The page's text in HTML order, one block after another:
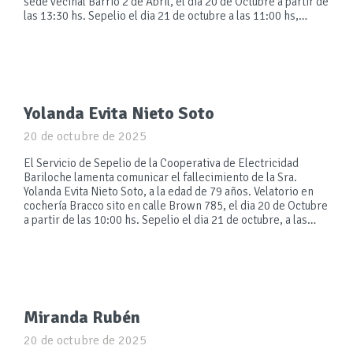
las 13:30 hs. Sepelio el dia 21 de octubre a las 11:00 hs,…
Yolanda Evita Nieto Soto
20 de octubre de 2025
El Servicio de Sepelio de la Cooperativa de Electricidad
Bariloche lamenta comunicar el fallecimiento de la Sra.
Yolanda Evita Nieto Soto, a la edad de 79 años. Velatorio en
cochería Bracco sito en calle Brown 785, el dia 20 de Octubre
a partir de las 10:00 hs. Sepelio el dia 21 de octubre, a las…
Miranda Rubén
20 de octubre de 2025